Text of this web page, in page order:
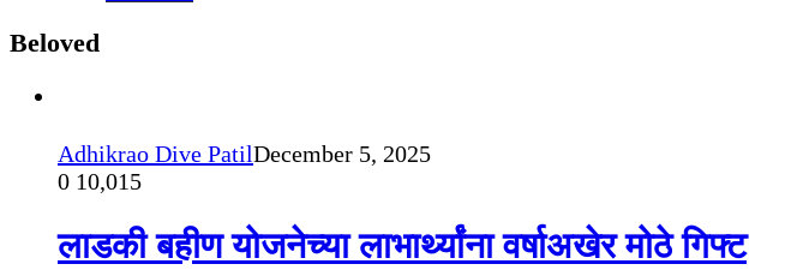
Beloved
Adhikrao Dive PatilDecember 5, 2025
0 10,015
लाडकी बहीण योजनेच्या लाभार्थ्यांना वर्षाअखेर मोठे गिफ्ट